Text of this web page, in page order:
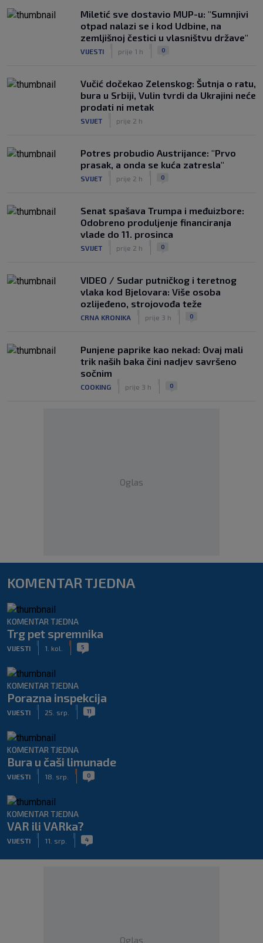
Miletić sve dostavio MUP-u: "Sumnjivi
otpad nalazi se i kod Udbine, na
zemljišnoj čestici u vlasništvu države"
VIJESTI prije 1 h 0
Vučić dočekao Zelenskog: Šutnja o ratu,
bura u Srbiji, Vulin tvrdi da Ukrajini neće
prodati ni metak
SVIJET prije 2 h
Potres probudio Austrijance: "Prvo
prasak, a onda se kuća zatresla"
SVIJET prije 2 h 0
Senat spašava Trumpa i međuizbore:
Odobreno produljenje financiranja
vlade do 11. prosinca
SVIJET prije 2 h 0
VIDEO / Sudar putničkog i teretnog
vlaka kod Bjelovara: Više osoba
ozlijeđeno, strojovođa teže
CRNA KRONIKA prije 3 h 0
Punjene paprike kao nekad: Ovaj mali
trik naših baka čini nadjev savršeno
sočnim
COOKING prije 3 h 0
Oglas
KOMENTAR TJEDNA
KOMENTAR TJEDNA
Trg pet spremnika
VIJESTI 1. kol. 5
KOMENTAR TJEDNA
Porazna inspekcija
VIJESTI 25. srp. 11
KOMENTAR TJEDNA
Bura u čaši limunade
VIJESTI 18. srp. 0
KOMENTAR TJEDNA
VAR ili VARka?
VIJESTI 11. srp. 4
Oglas